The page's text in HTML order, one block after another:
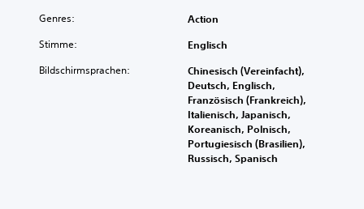
Genres: Action
Stimme: Englisch
Bildschirmsprachen:
Chinesisch (Vereinfacht),
Deutsch, Englisch,
Französisch (Frankreich),
Italienisch, Japanisch,
Koreanisch, Polnisch,
Portugiesisch (Brasilien),
Russisch, Spanisch